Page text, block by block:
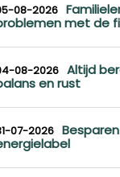
08-2026
met de
08-2026 Altijd
en rust
07-2026